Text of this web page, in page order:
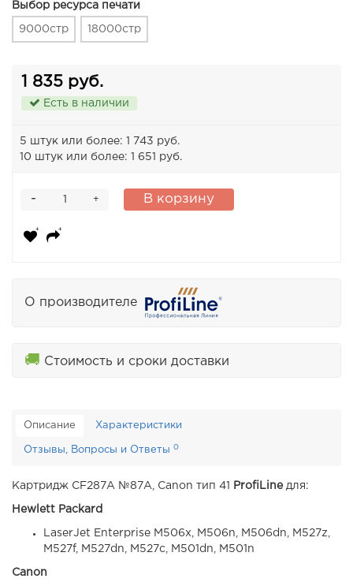
Выбор ресурса печати
9000стр 18000стр
1 835 руб.
Есть в наличии
5 штук или более: 1 743 руб.
10 штук или более: 1 651 руб.
+
- В корзину
О производителе
🚚 Стоимость и сроки доставки
Описание Характеристики
Отзывы, Вопросы и Ответы 0
Картридж CF287A №87A, Canon тип 41 ProfiLine для:
Hewlett Packard
LaserJet Enterprise M506x, M506n, M506dn, M527z,
M527f, M527dn, M527c, M501dn, M501n
Canon